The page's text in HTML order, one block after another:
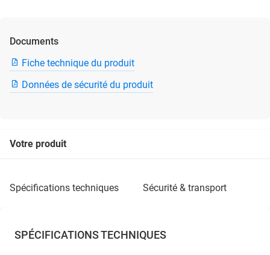
Documents
Fiche technique du produit
Données de sécurité du produit
Votre produit
spécifications techniques sécurité & transport
SPÉCIFICATIONS TECHNIQUES